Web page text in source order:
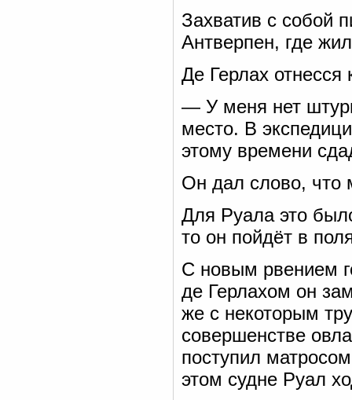
Захватив с собой
Антверпен, где
Де Герлах отнесся
— У меня нет
место. В
этому времени
Он дал слово, что
Для Руала это
то он пойдёт в
С новым рвением
де Герлахом он
же с некоторым
совершенстве
поступил
этом судне Руал